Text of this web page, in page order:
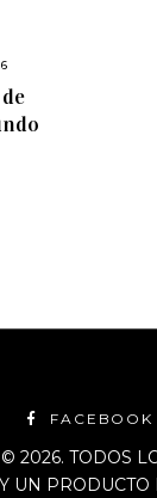
FACEBOOK
2026. TODOS
UN